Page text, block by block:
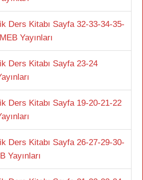
Ders Kitabı Sayfa 32-33-34-35-
Yayınları
Ders Kitabı Sayfa 23-24
Ders Kitabı Sayfa 19-20-21-22
Ders Kitabı Sayfa 26-27-29-30-
Yayınları